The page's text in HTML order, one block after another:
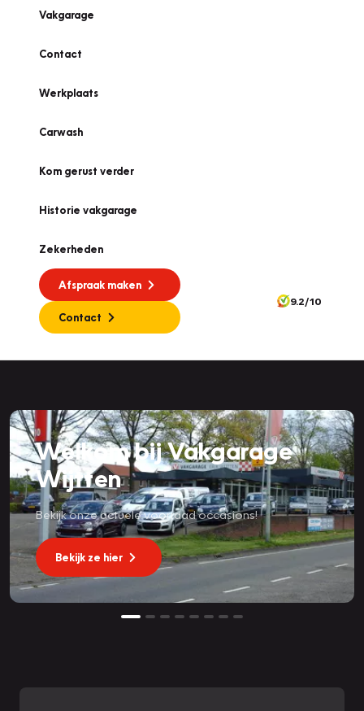
Vakgarage
Contact
Werkplaats
Carwash
Kom gerust verder
Historie vakgarage
Zekerheden
Afspraak maken
Contact
9.2/10
Welkom bij Vakgarage
Wijtten
Bekijk onze actuele voorraad occasions!
Bekijk ze hier